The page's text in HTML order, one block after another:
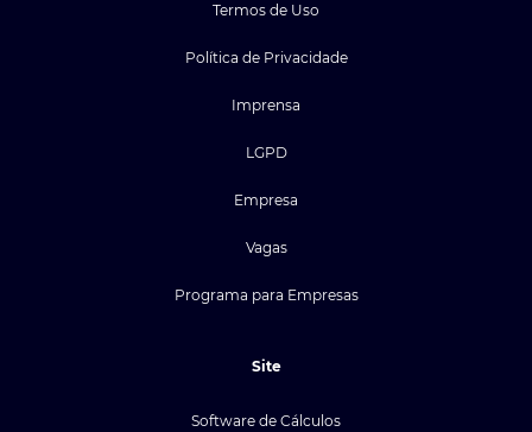
Termos de Uso
Política de Privacidade
Imprensa
LGPD
Empresa
Vagas
Programa para Empresas
Site
Software de Cálculos